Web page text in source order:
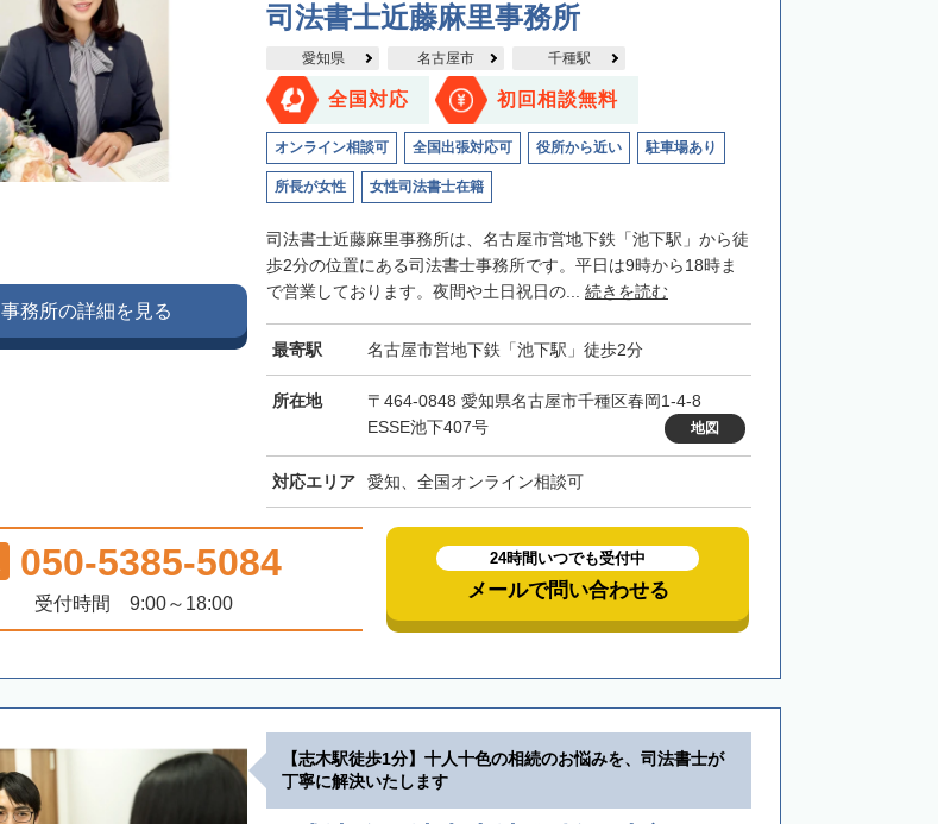
司法書士近藤麻里事務所
愛知県 名古屋市 千種駅
全国対応 初回相談無料
オンライン相談可 全国出張対応可 役所から近い 駐車場あり
所長が女性 女性司法書士在籍
司法書士近藤麻里事務所は、名古屋市営地下鉄「池下駅」から徒
歩2分の位置にある司法書士事務所です。平日は9時から18時ま
で営業しております。夜間や土日祝日の... 続きを読む
最寄駅 名古屋市営地下鉄「池下駅」徒歩2分
所在地
〒464-0848 愛知県名古屋市千種区春岡1-4-8
ESSE池下407号
地図
対応エリア 愛知、全国オンライン相談可
事務所の詳細を見る
050-5385-5084
受付時間 9:00～18:00
24時間いつでも受付中
メールで問い合わせる
【志木駅徒歩1分】十人十色の相続のお悩みを、司法書士が
丁寧に解決いたします